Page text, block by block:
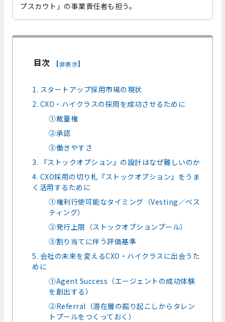
プスカウト」の事業責任者も担う。
目次 [非表示]
1. スタートアップ採用市場の現状
2. CXO・ハイクラスの採用を成功させるために
①裁量権
②承認
③働きやすさ
3. 『ストックオプション』の設計はなぜ難しいのか
4. CXO採用の切り札『ストックオプション』をうま
く活用するために
①権利行使可能なタイミング（Vesting／べス
ティング）
②発行上限（ストックオプションプール）
③割り当てに伴う評価基準
5. 会社の未来を変えるCXO・ハイクラスに出会うた
めに
①Agent Success（エージェントの成功体験
を創出する）
②Referral（潜在層の掘り起こしからタレン
トプールをつくっておく）